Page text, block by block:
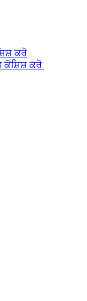
ਕਰੋ
ਕੋਸ਼ਿਸ਼ ਕਰੋ